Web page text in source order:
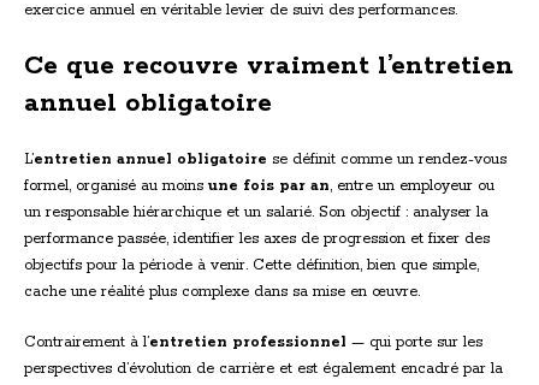
exercice annuel en véritable levier de suivi des performances.
Ce que recouvre vraiment l’entretien
annuel obligatoire
L’entretien annuel obligatoire se définit comme un rendez-vous
formel, organisé au moins une fois par an, entre un employeur ou
un responsable hiérarchique et un salarié. Son objectif : analyser la
performance passée, identifier les axes de progression et fixer des
objectifs pour la période à venir. Cette définition, bien que simple,
cache une réalité plus complexe dans sa mise en œuvre.
Contrairement à l’entretien professionnel — qui porte sur les
perspectives d’évolution de carrière et est également encadré par la